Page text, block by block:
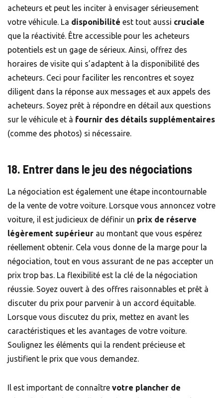
acheteurs et peut les inciter à envisager sérieusement
votre véhicule. La disponibilité est tout aussi cruciale
que la réactivité. Être accessible pour les acheteurs
potentiels est un gage de sérieux. Ainsi, offrez des
horaires de visite qui s’adaptent à la disponibilité des
acheteurs. Ceci pour faciliter les rencontres et soyez
diligent dans la réponse aux messages et aux appels des
acheteurs. Soyez prêt à répondre en détail aux questions
sur le véhicule et à fournir des détails supplémentaires
(comme des photos) si nécessaire.
18. Entrer dans le jeu des négociations
La négociation est également une étape incontournable
de la vente de votre voiture. Lorsque vous annoncez votre
voiture, il est judicieux de définir un prix de réserve
légèrement supérieur au montant que vous espérez
réellement obtenir. Cela vous donne de la marge pour la
négociation, tout en vous assurant de ne pas accepter un
prix trop bas. La flexibilité est la clé de la négociation
réussie. Soyez ouvert à des offres raisonnables et prêt à
discuter du prix pour parvenir à un accord équitable.
Lorsque vous discutez du prix, mettez en avant les
caractéristiques et les avantages de votre voiture.
Soulignez les éléments qui la rendent précieuse et
justifient le prix que vous demandez.
Il est important de connaître votre plancher de